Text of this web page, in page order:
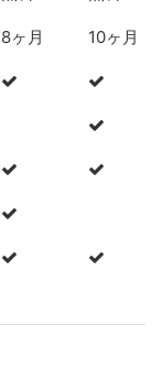
8ヶ月 10ヶ月